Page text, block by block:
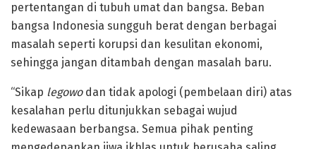
pertentangan di tubuh umat dan bangsa. Beban
bangsa Indonesia sungguh berat dengan berbagai
masalah seperti korupsi dan kesulitan ekonomi,
sehingga jangan ditambah dengan masalah baru.
“Sikap legowodan tidak apologi (pembelaan diri) atas
kesalahan perlu ditunjukkan sebagai wujud
kedewasaan berbangsa. Semua pihak penting